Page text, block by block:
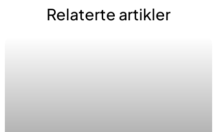
Relaterte artikler